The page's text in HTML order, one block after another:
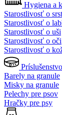
Hygiena a
Starostlivosť o
Starostlivosť o
Starostlivosť o uši
Starostlivosť o oči
Starostlivosť o
Príslušenstvo
Barely na granule
Misky na granule
Pelechy pre psov
Hračky pre psy